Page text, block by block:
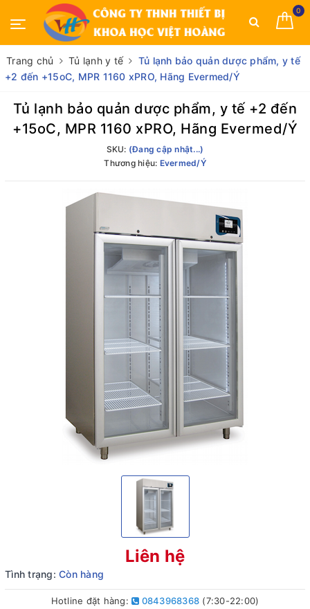
0
Trang chủ Tủ lạnh y tế
Tủ lạnh bảo quản dược phẩm, y tế
+2 đến +15oC, MPR 1160 xPRO, Hãng Evermed/Ý
Tủ lạnh bảo quản dược phẩm, y tế +2 đến
+15oC, MPR 1160 xPRO, Hãng Evermed/Ý
SKU: (Đang cập nhật...)
Thương hiệu: Evermed/Ý
Liên hệ
Tình trạng: Còn hàng
Hotline đặt hàng: 0843968368 (7:30-22:00)